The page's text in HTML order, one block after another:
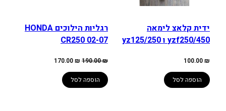
ידית קלאצ לימאה
yzf250/450 ו yz125/250
100.00₪
הוספה לסל
רגליות הילוכים HONDA
CR250 02-07
190.00₪ המחיר
היה:
190.00 ₪.
170.00₪
הוספה לסל